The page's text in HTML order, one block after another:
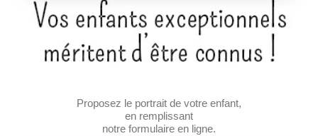
Proposez le portrait de votre enfant,
en remplissant
notre formulaire en ligne.